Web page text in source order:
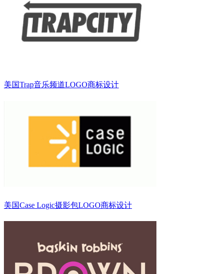
美国Trap音乐频道LOGO商标设计
美国Case Logic摄影包LOGO商标设计